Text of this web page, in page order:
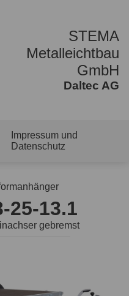
STEMA
Metalleichtbau
GmbH
Daltec AG
Impressum und
Datenschutz
25-13.1
gebremst